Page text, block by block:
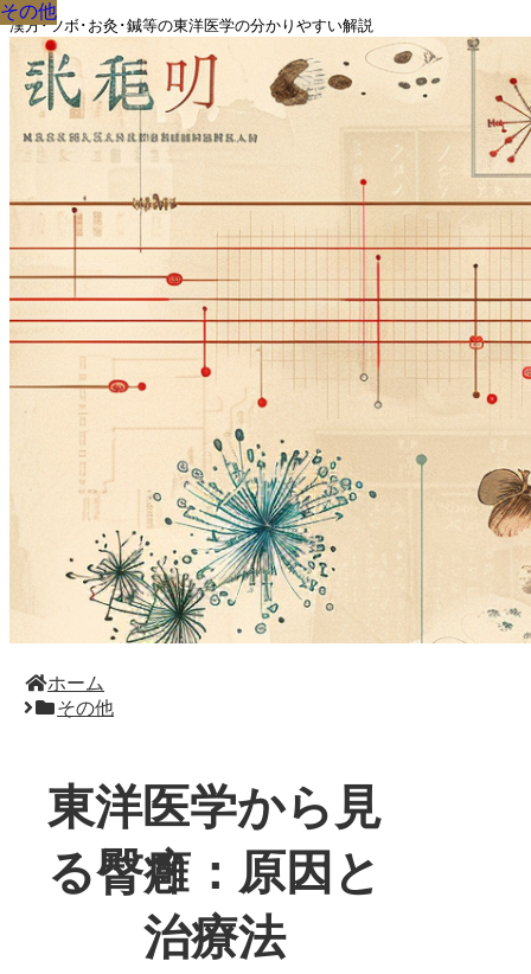
漢方･ツボ･お灸･鍼等の東洋医学の分かりやすい解説
ホーム
その他
東洋医学から見
る臀癰：原因と
治療法
その他
その他
その他
その他
その他
その他
その他
その他
その他